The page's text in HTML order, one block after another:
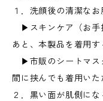
１．洗顔後の清潔な
▶スキンケア（お手
あと、本製品を着用す
▶市販のシートマス
間に挟んでも着用いた
２．黒い面が肌側に